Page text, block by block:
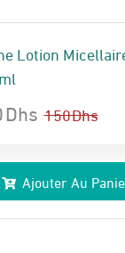
Lotion
150Dhs
:
Dhs
Ajouter Au